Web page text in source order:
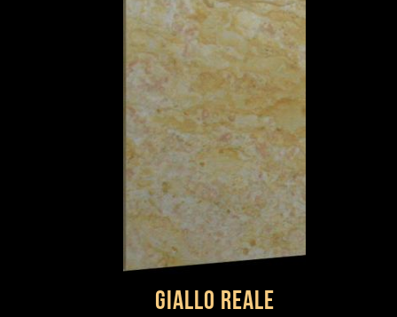
Giallo Reale